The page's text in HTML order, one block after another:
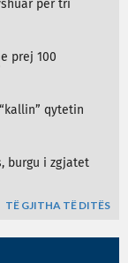
për tri
prej 100
qytetin
burgu i zgjatet
TË GJITHA TË DITËS